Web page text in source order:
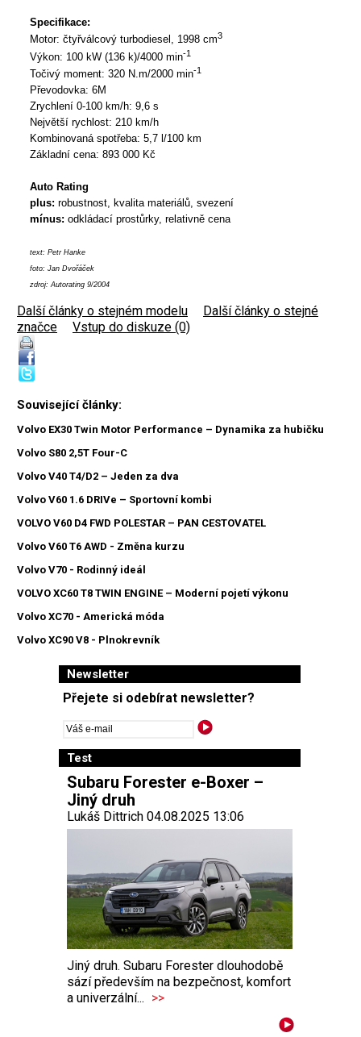
Specifikace:
Motor: čtyřválcový turbodiesel, 1998 cm3
Výkon: 100 kW (136 k)/4000 min-1
Točivý moment: 320 N.m/2000 min-1
Převodovka: 6M
Zrychlení 0-100 km/h: 9,6 s
Největší rychlost: 210 km/h
Kombinovaná spotřeba: 5,7 l/100 km
Základní cena: 893 000 Kč
Auto Rating
plus: robustnost, kvalita materiálů, svezení
mínus: odkládací prostůrky, relativně cena
text: Petr Hanke
foto: Jan Dvořáček
zdroj: Autorating 9/2004
Další články o stejném modelu
Další články o stejné
značce
Vstup do diskuze (0)
Související články:
Volvo EX30 Twin Motor Performance – Dynamika za hubičku
Volvo S80 2,5T Four-C
Volvo V40 T4/D2 – Jeden za dva
Volvo V60 1.6 DRIVe – Sportovní kombi
VOLVO V60 D4 FWD POLESTAR – PAN CESTOVATEL
Volvo V60 T6 AWD - Změna kurzu
Volvo V70 - Rodinný ideál
VOLVO XC60 T8 TWIN ENGINE – Moderní pojetí výkonu
Volvo XC70 - Americká móda
Volvo XC90 V8 - Plnokrevník
Newsletter
Přejete si odebírat newsletter?
Test
Subaru Forester e-Boxer –
Jiný druh
Lukáš Dittrich 04.08.2025 13:06
Jiný druh. Subaru Forester dlouhodobě
sází především na bezpečnost, komfort
a univerzální... >>